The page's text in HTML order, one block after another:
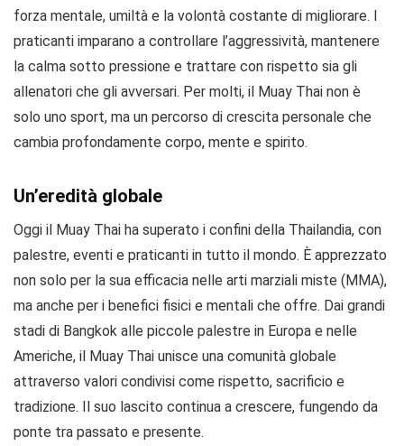
forza mentale, umiltà e la volontà costante di migliorare. I
praticanti imparano a controllare l’aggressività, mantenere
la calma sotto pressione e trattare con rispetto sia gli
allenatori che gli avversari. Per molti, il Muay Thai non è
solo uno sport, ma un percorso di crescita personale che
cambia profondamente corpo, mente e spirito.
Un’eredità globale
Oggi il Muay Thai ha superato i confini della Thailandia, con
palestre, eventi e praticanti in tutto il mondo. È apprezzato
non solo per la sua efficacia nelle arti marziali miste (MMA),
ma anche per i benefici fisici e mentali che offre. Dai grandi
stadi di Bangkok alle piccole palestre in Europa e nelle
Americhe, il Muay Thai unisce una comunità globale
attraverso valori condivisi come rispetto, sacrificio e
tradizione. Il suo lascito continua a crescere, fungendo da
ponte tra passato e presente.